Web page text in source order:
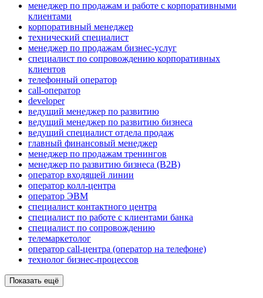
менеджер по продажам и работе с корпоративными
клиентами
корпоративный менеджер
технический специалист
менеджер по продажам бизнес-услуг
специалист по сопровождению корпоративных
клиентов
телефонный оператор
call-оператор
developer
ведущий менеджер по развитию
ведущий менеджер по развитию бизнеса
ведущий специалист отдела продаж
главный финансовый менеджер
менеджер по продажам тренингов
менеджер по развитию бизнеса (B2B)
оператор входящей линии
оператор колл-центра
оператор ЭВМ
специалист контактного центра
специалист по работе с клиентами банка
специалист по сопровождению
телемаркетолог
оператор call-центра (оператор на телефоне)
технолог бизнес-процессов
Показать ещё